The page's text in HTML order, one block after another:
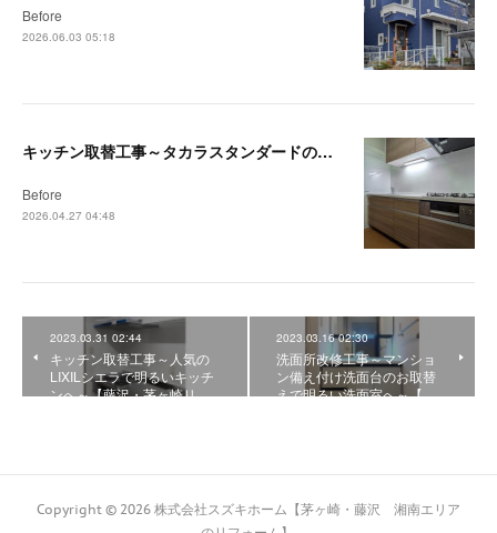
Before
2026.06.03 05:18
キッチン取替工事～タカラスタンダードの木製キッチン「リフィット」で快適なキッチンへ～【藤沢・茅ヶ崎リフォーム事例】
Before
2026.04.27 04:48
2023.03.31 02:44
キッチン取替工事～人気の
LIXILシエラで明るいキッチ
ンへ～【藤沢・茅ヶ崎リ…
2023.03.16 02:30
洗面所改修工事～マンショ
ン備え付け洗面台のお取替
えで明るい洗面室へ～【…
Copyright © 2026 株式会社スズキホーム【茅ヶ崎・藤沢 湘南エリア